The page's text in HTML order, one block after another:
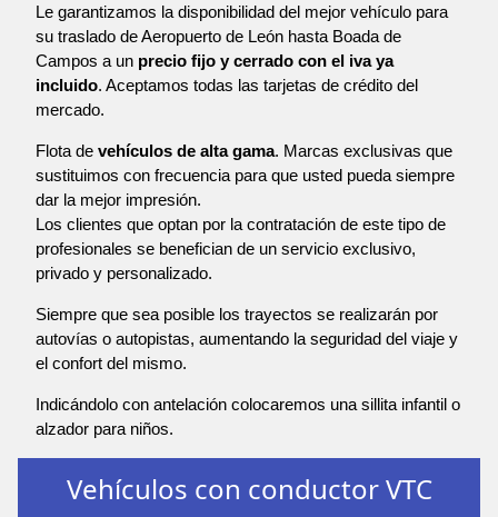
Le garantizamos la disponibilidad del mejor vehículo para
su traslado de Aeropuerto de León hasta Boada de
Campos a un precio fijo y cerrado con el iva ya
incluido. Aceptamos todas las tarjetas de crédito del
mercado.
Flota de vehículos de alta gama. Marcas exclusivas que
sustituimos con frecuencia para que usted pueda siempre
dar la mejor impresión.
Los clientes que optan por la contratación de este tipo de
profesionales se benefician de un servicio exclusivo,
privado y personalizado.
Siempre que sea posible los trayectos se realizarán por
autovías o autopistas, aumentando la seguridad del viaje y
el confort del mismo.
Indicándolo con antelación colocaremos una sillita infantil o
alzador para niños.
Vehículos con conductor VTC